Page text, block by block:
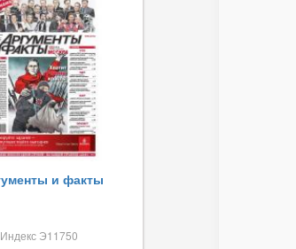
и факты
Индекс Э11750